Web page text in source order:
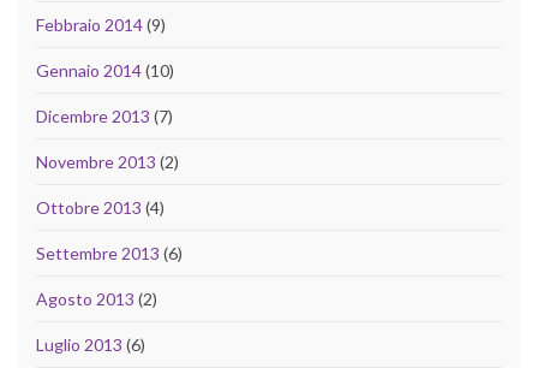
Febbraio 2014(9)
Gennaio 2014(10)
Dicembre 2013 (7)
Novembre 2013 (2)
Ottobre 2013 (4)
Settembre 2013 (6)
Agosto 2013 (2)
Luglio 2013 (6)